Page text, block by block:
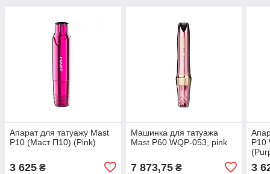
Апарат для татуажу Mast
P10 (Маст П10) (Pink)
3 625 ₴
Машинка для татуажа
Mast P60 WQP-053, pink
7 873,75₴
P10
3